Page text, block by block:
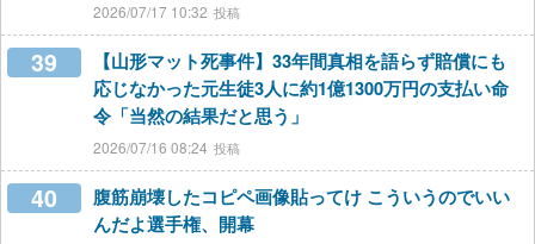
2026/07/17 10:32
39
【山形マット死事件】33年間真相を語らず賠償にも
応じなかった元生徒3人に約1億1300万円の支払い命
令「当然の結果だと思う」
2026/07/16 08:24
40
腹筋崩壊したコピペ画像貼ってけ こういうのでいい
んだよ選手権、開幕